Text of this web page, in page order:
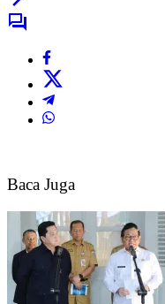
Baca Juga